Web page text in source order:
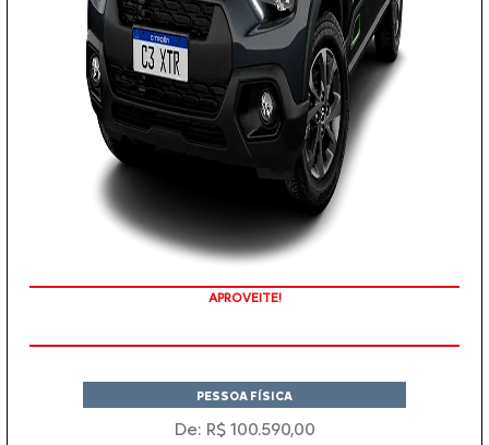
APROVEITE!
PESSOA FÍSICA
De: R$ 100.590,00